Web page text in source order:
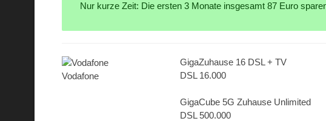
Nur kurze Zeit: Die ersten 3 Monate insgesamt 87 Euro
Vodafone
GigaZuhause 16 DSL + TV
DSL 16.000
GigaCube 5G Zuhause Unlimited
DSL 500.000